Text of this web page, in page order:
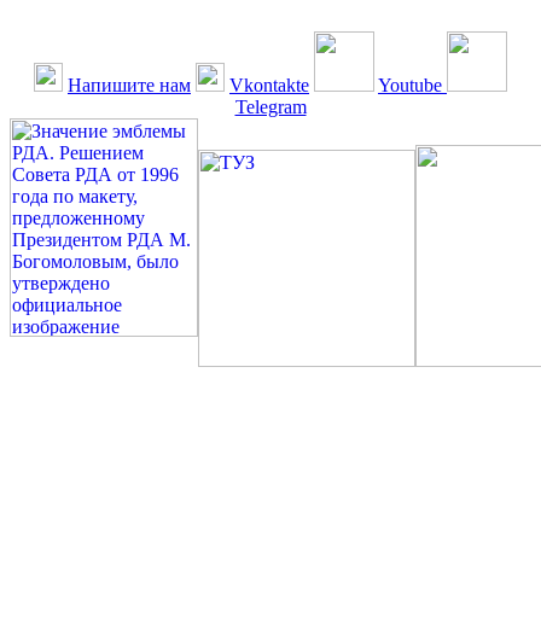
Напишите нам Vkontakte
Youtube
Telegram